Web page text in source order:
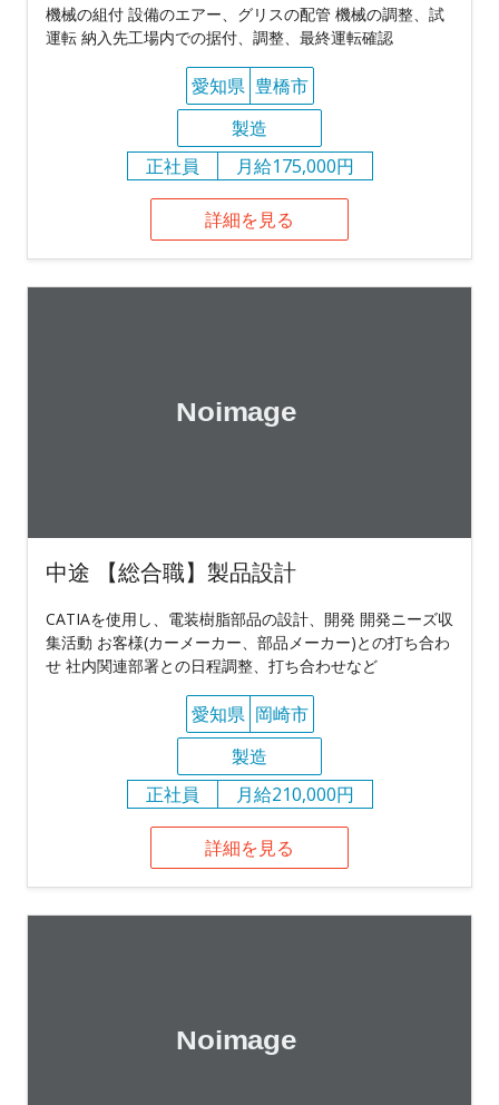
機械の組付 設備のエアー、グリスの配管 機械の調整、試
運転 納入先工場内での据付、調整、最終運転確認
愛知県 豊橋市
製造
正社員
月給175,000円
詳細を見る
中途 【総合職】製品設計
CATIAを使用し、電装樹脂部品の設計、開発 開発ニーズ収
集活動 お客様(カーメーカー、部品メーカー)との打ち合わ
せ 社内関連部署との日程調整、打ち合わせなど
愛知県 岡崎市
製造
正社員
月給210,000円
詳細を見る